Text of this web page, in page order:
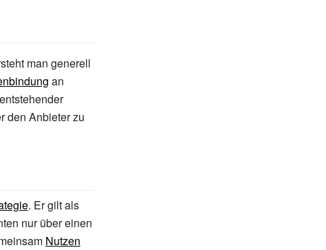
man generell
an
den Anbieter zu
. Er gilt als
nur über einen
Nutzen